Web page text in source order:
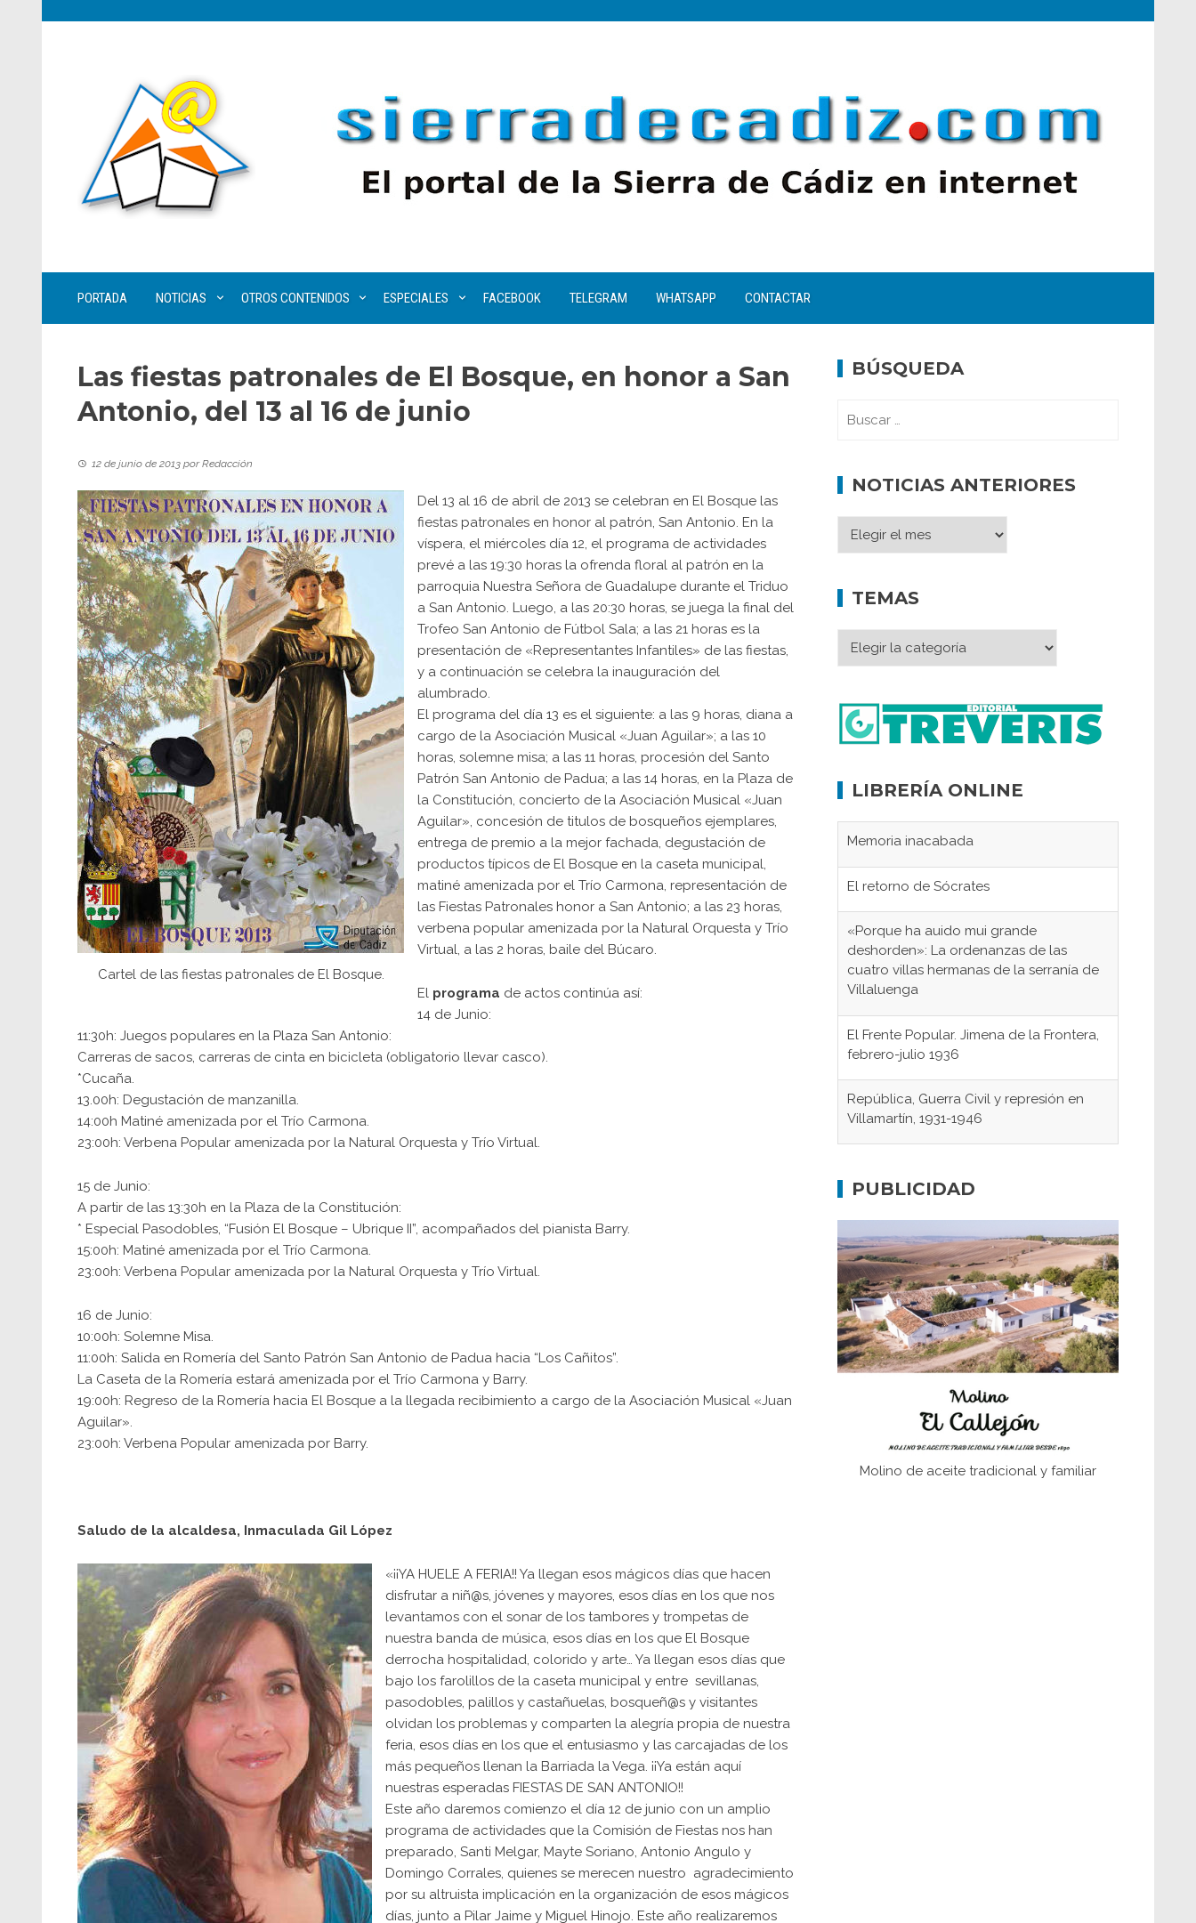
PORTADA NOTICIAS OTROS CONTENIDOS ESPECIALES FACEBOOK TELEGRAM WHATSAPP CONTACTAR
Las fiestas patronales de El Bosque, en honor a San
Antonio, del 13 al 16 de junio
12 de junio de 2013 porRedacción
Cartel de las fiestas patronales de El Bosque.
Del 13 al 16 de abril de 2013 se celebran en El Bosque las
fiestas patronales en honor al patrón, San Antonio. En la
víspera, el miércoles día 12, el programa de actividades
prevé a las 19:30 horas la ofrenda floral al patrón en la
parroquia Nuestra Señora de Guadalupe durante el Triduo
a San Antonio. Luego, a las 20:30 horas, se juega la final del
Trofeo San Antonio de Fútbol Sala; a las 21 horas es la
presentación de «Representantes Infantiles» de las fiestas,
y a continuación se celebra la inauguración del
alumbrado.
El programa del día 13 es el siguiente: a las 9 horas, diana a
cargo de la Asociación Musical «Juan Aguilar»; a las 10
horas, solemne misa; a las 11 horas, procesión del Santo
Patrón San Antonio de Padua; a las 14 horas, en la Plaza de
la Constitución, concierto de la Asociación Musical «Juan
Aguilar», concesión de titulos de bosqueños ejemplares,
entrega de premio a la mejor fachada, degustación de
productos típicos de El Bosque en la caseta municipal,
matiné amenizada por el Trío Carmona, representación de
las Fiestas Patronales honor a San Antonio; a las 23 horas,
verbena popular amenizada por la Natural Orquesta y Trío
Virtual, a las 2 horas, baile del Búcaro.
El programa de actos continúa así:
14 de Junio:
11:30h: Juegos populares en la Plaza San Antonio:
Carreras de sacos, carreras de cinta en bicicleta (obligatorio llevar casco).
*Cucaña.
13.00h: Degustación de manzanilla.
14:00h Matiné amenizada por el Trío Carmona.
23:00h: Verbena Popular amenizada por la Natural Orquesta y Trío Virtual.
15 de Junio:
A partir de las 13:30h en la Plaza de la Constitución:
* Especial Pasodobles, “Fusión El Bosque – Ubrique II”, acompañados del pianista Barry.
15:00h: Matiné amenizada por el Trío Carmona.
23:00h: Verbena Popular amenizada por la Natural Orquesta y Trío Virtual.
16 de Junio:
10:00h: Solemne Misa.
11:00h: Salida en Romería del Santo Patrón San Antonio de Padua hacia “Los Cañitos”.
La Caseta de la Romería estará amenizada por el Trío Carmona y Barry.
19:00h: Regreso de la Romería hacia El Bosque a la llegada recibimiento a cargo de la Asociación Musical «Juan
Aguilar».
23:00h: Verbena Popular amenizada por Barry.
Saludo de la alcaldesa, Inmaculada Gil López
«¡¡YA HUELE A FERIA!! Ya llegan esos mágicos días que hacen
disfrutar a niñ@s, jóvenes y mayores, esos días en los que nos
levantamos con el sonar de los tambores y trompetas de
nuestra banda de música, esos días en los que El Bosque
derrocha hospitalidad, colorido y arte… Ya llegan esos días que
bajo los farolillos de la caseta municipal y entre sevillanas,
pasodobles, palillos y castañuelas, bosqueñ@s y visitantes
olvidan los problemas y comparten la alegría propia de nuestra
feria, esos días en los que el entusiasmo y las carcajadas de los
más pequeños llenan la Barriada la Vega. ¡¡Ya están aquí
nuestras esperadas FIESTAS DE SAN ANTONIO!!
Este año daremos comienzo el día 12 de junio con un amplio
programa de actividades que la Comisión de Fiestas nos han
preparado, Santi Melgar, Mayte Soriano, Antonio Angulo y
Domingo Corrales, quienes se merecen nuestro agradecimiento
por su altruista implicación en la organización de esos mágicos
días, junto a Pilar Jaime y Miguel Hinojo. Este año realizaremos
BÚSQUEDA
NOTICIAS ANTERIORES
TEMAS
LIBRERÍA ONLINE
Memoria inacabada
El retorno de Sócrates
«Porque ha auido mui grande
deshorden»: La ordenanzas de las
cuatro villas hermanas de la serranía de
Villaluenga
El Frente Popular. Jimena de la Frontera,
febrero-julio 1936
República, Guerra Civil y represión en
Villamartín, 1931-1946
concentración nazis
fundaciones de Bornos
El Frente Popular. Ubrique, febrero-julio
1936
Juntar las letras. La alfabetización en el
campo: del afán de saber a la
Historia y vivencias del poblado de Los
PUBLICIDAD
Molino de aceite tradicional y familiar